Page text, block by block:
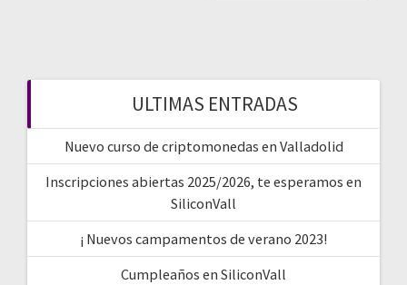
ULTIMAS ENTRADAS
Nuevo curso de criptomonedas en Valladolid
Inscripciones abiertas 2025/2026, te esperamos en
SiliconVall
¡ Nuevos campamentos de verano 2023!
Cumpleaños en SiliconVall